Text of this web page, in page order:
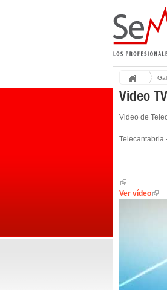
Video
Video de
Telecantabria
Ver vídeo